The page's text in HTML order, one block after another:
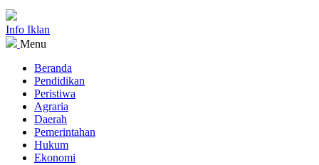
Info Iklan
Menu
Beranda
Pendidikan
Peristiwa
Agraria
Daerah
Pemerintahan
Hukum
Ekonomi